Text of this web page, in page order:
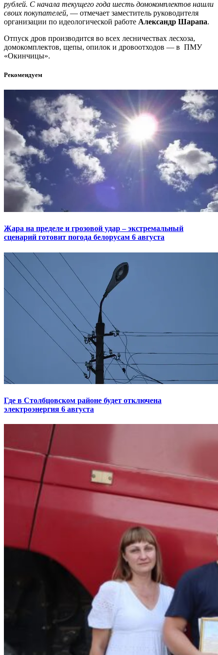
рублей. С начала текущего года шесть домокомплектов нашли
своих покупателей, — отмечает заместитель руководителя
организации по идеологической работе Александр Шарапа.
Отпуск дров производится во всех лесничествах лесхоза,
домокомплектов, щепы, опилок и дровоотходов — в ПМУ
«Окинчицы».
Рекомендуем
Жара на пределе и грозовой удар – экстремальный
сценарий готовит погода белорусам 6 августа
Где в Столбцовском районе будет отключена
электроэнергия 6 августа